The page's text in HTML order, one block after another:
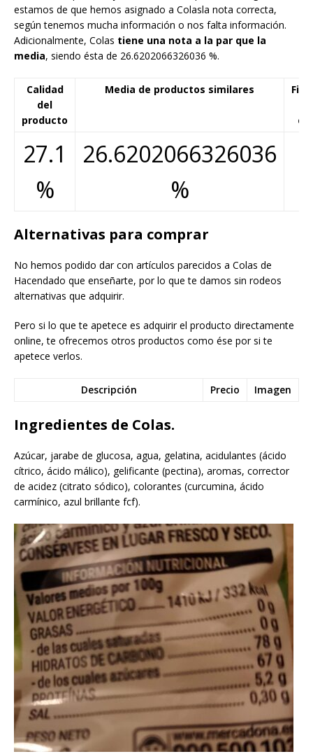
estamos de que hemos asignado a Colasla nota correcta,
según tenemos mucha información o nos falta información.
Adicionalmente, Colas tiene una nota a la par que la
media, siendo ésta de 26.6202066326036 %.
Calidad
del
producto
Media de productos similares
27.1
%
26.6202066326036
%
Alternativas para comprar
No hemos podido dar con artículos parecidos a Colas de
Hacendado que enseñarte, por lo que te damos sin rodeos
alternativas que adquirir.
Pero si lo que te apetece es adquirir el producto directamente
online, te ofrecemos otros productos como ése por si te
apetece verlos.
Descripción Precio Imagen
Ingredientes de Colas.
Azúcar, jarabe de glucosa, agua, gelatina, acidulantes (ácido
cítrico, ácido málico), gelificante (pectina), aromas, corrector
de acidez (citrato sódico), colorantes (curcumina, ácido
carmínico, azul brillante fcf).